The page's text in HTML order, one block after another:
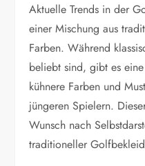
Aktuelle Trends in der
einer Mischung aus
Farben. Während
beliebt sind, gibt es
kühnere Farben und
jüngeren Spielern.
Wunsch nach
traditioneller